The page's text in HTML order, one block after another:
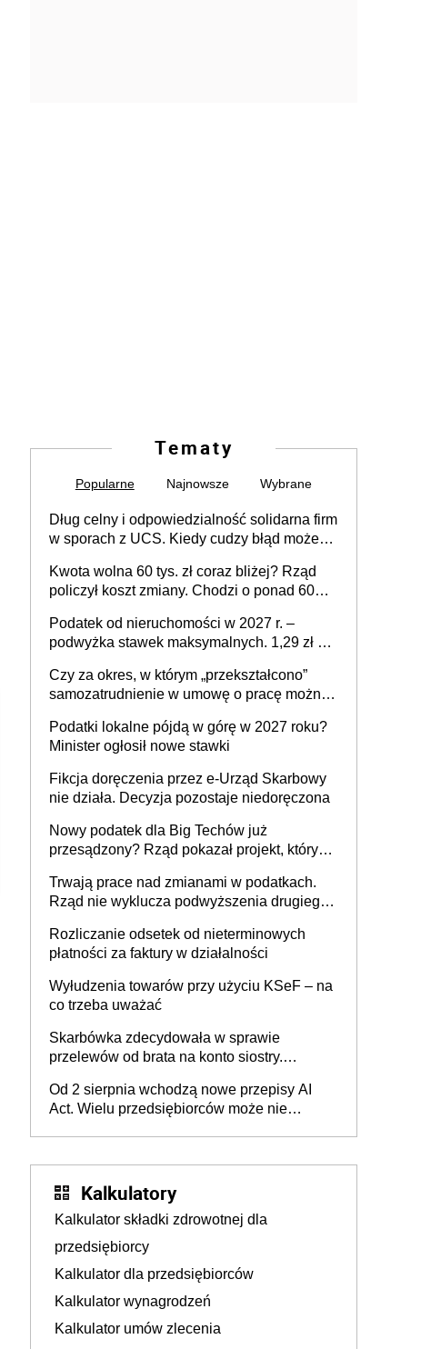
Tematy
Popularne Najnowsze Wybrane
Dług celny i odpowiedzialność solidarna firm
w sporach z UCS. Kiedy cudzy błąd może
Kwota wolna 60 tys. zł coraz bliżej? Rząd
policzył koszt zmiany. Chodzi o ponad 60
Podatek od nieruchomości w 2027 r. –
podwyżka stawek maksymalnych. 1,29 zł za
budynków i lokali związanych z
prowadzeniem działalności gospodarczej
Czy za okres, w którym „przekształcono”
samozatrudnienie w umowę o pracę można
umowy cywilnoprawnej jedynym
racjonalnym wyjściem
Podatki lokalne pójdą w górę w 2027 roku?
Minister ogłosił nowe stawki
Fikcja doręczenia przez e-Urząd Skarbowy
nie działa. Decyzja pozostaje niedoręczona
Nowy podatek dla Big Techów już
przesądzony? Rząd pokazał projekt, który
Trwają prace nad zmianami w podatkach.
Rząd nie wyklucza podwyższenia drugiego
Rozliczanie odsetek od nieterminowych
płatności za faktury w działalności
Wyłudzenia towarów przy użyciu KSeF – na
co trzeba uważać
Skarbówka zdecydowała w sprawie
przelewów od brata na konto siostry.
darowizna, ale podatku jednak nie będzie
Od 2 sierpnia wchodzą nowe przepisy AI
Act. Wielu przedsiębiorców może nie
Kalkulatory
Kalkulator składki zdrowotnej dla
przedsiębiorcy
Kalkulator dla przedsiębiorców
Kalkulator wynagrodzeń
Kalkulator umów zlecenia